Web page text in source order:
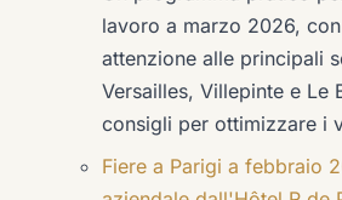
lavoro a marzo 2026,
attenzione alle principali
Versailles, Villepinte e Le
consigli per ottimizzare i
Fiere a Parigi a febbraio